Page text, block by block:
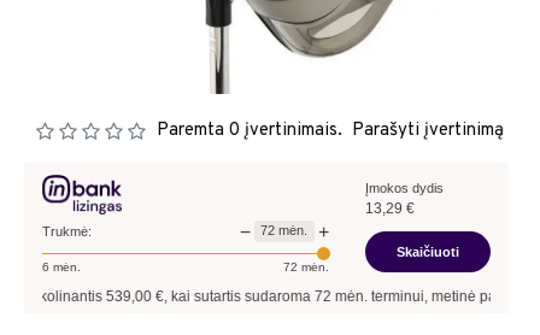
Paremta 0 įvertinimais. Parašyti įvertinimą
Trukmė: − 72 mėn. +
6 mėn. 72 mėn.
Įmokos dydis
13,29 €
Skaičiuoti
539,00€, kai sutartis sudaroma72mėn. terminui, metinė palūkanų norma –